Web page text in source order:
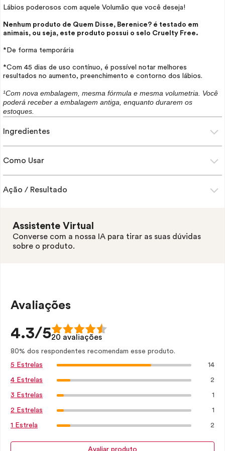
Lábios poderosos com aquele Volumão que você deseja!
Nenhum produto de Quem Disse, Berenice? é testado em
animais, ou seja, este produto possui o selo Cruelty Free.
*De forma temporária
*Com 45 dias de uso contínuo, é possível notar melhores
resultados no aumento, preenchimento e contorno dos lábios.
¹Com nova embalagem, mesma fórmula e mesma volumetria. Você
poderá receber a embalagem antiga, enquanto durarem os
estoques.
Ingredientes
Como Usar
Ação / Resultado
Assistente Virtual
Converse com a nossa IA para tirar as suas dúvidas
sobre o produto.
Avaliações
4.3/520 avaliações
80% dos respondentes recomendam esse produto.
5 Estrelas
14
4 Estrelas 2
3 Estrelas 1
2 Estrelas 1
1 Estrela 2
Avaliar produto